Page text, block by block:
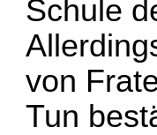
Schule
von
Tun